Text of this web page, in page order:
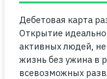
Дебетовая карта
Открытие
активных людей,
жизнь без ужина в
всевозможных